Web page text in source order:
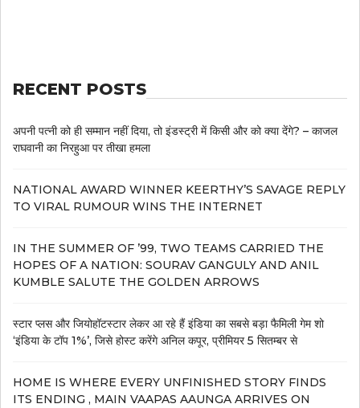
RECENT POSTS
अपनी पत्नी को ही सम्मान नहीं दिया, तो इंडस्ट्री में किसी और को क्या देंगे? – काजल
राघवानी का निरहुआ पर तीखा हमला
NATIONAL AWARD WINNER KEERTHY’S SAVAGE REPLY
TO VIRAL RUMOUR WINS THE INTERNET
IN THE SUMMER OF ’99, TWO TEAMS CARRIED THE
HOPES OF A NATION: SOURAV GANGULY AND ANIL
KUMBLE SALUTE THE GOLDEN ARROWS
स्टार प्लस और जियोहॉटस्टार लेकर आ रहे हैं इंडिया का सबसे बड़ा फैमिली गेम शो
‘इंडिया के टॉप 1%’, जिसे होस्ट करेंगे अनिल कपूर, प्रीमियर 5 सितम्बर से
HOME IS WHERE EVERY UNFINISHED STORY FINDS
ITS ENDING , MAIN VAAPAS AAUNGA ARRIVES ON